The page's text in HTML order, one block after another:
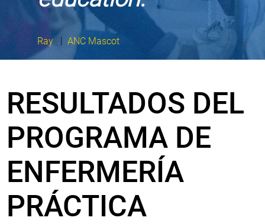
RESULTADOS DEL
PROGRAMA DE
ENFERMERÍA
PRÁCTICA
Ray| ANC Mascot